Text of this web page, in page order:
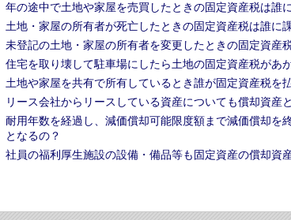
年の途中で土地や家屋を売買したときの固定資産税は誰
土地・家屋の所有者が死亡したときの固定資産税は誰に
未登記の土地・家屋の所有者を変更したときの固定資産
住宅を取り壊して駐車場にしたら土地の固定資産税があ
土地や家屋を共有で所有しているとき誰が固定資産税を
リース会社からリースしている資産についても償却資産
耐用年数を経過し、減価償却可能限度額まで減価償却を
となるの？
社員の福利厚生施設の設備・備品等も固定資産の償却資